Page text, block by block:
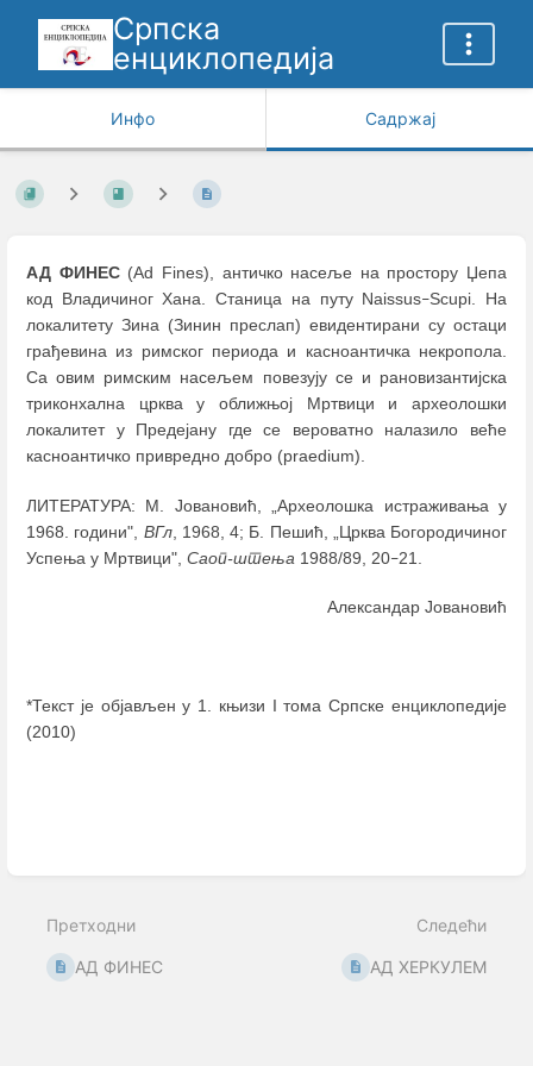
Српска
енциклопедија
Инфо Садржај
АД ФИНЕС(Ad Fines), античко насеље на простору Џепа
код Владичиног Хана. Станица на путу Naissus–Scupi. На
локалитету Зина (Зинин преслап) евидентирани су остаци
грађевина из римског периода и касноантичка некропола.
Са овим римским насељем повезују се и рановизантијска
триконхална црква у оближњој Мртвици и археолошки
локалитет у Предејану где се вероватно налазило веће
касноантичко привредно добро (praedium).
ЛИТЕРАТУРА: М. Јовановић, „Археолошка истраживања у
1968. години", ВГл, 1968, 4; Б. Пешић, „Црква Богородичиног
Успења у Мртвици", Саоп-штења 1988/89, 20–21.
Александар Јовановић
*Текст је објављен у 1. књизи I тома Српске енциклопедије
(2010)
Претходни
АД ФИНЕС
Следећи
АД ХЕРКУЛЕМ